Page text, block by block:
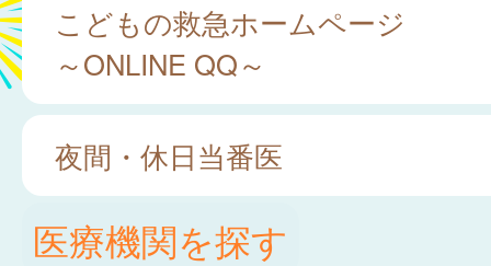
こどもの救急ホームページ
～ONLINE QQ～
夜間・休日当番医
医療機関を探す